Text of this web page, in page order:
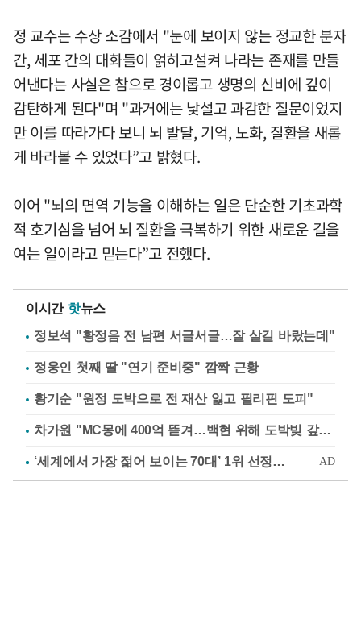
정 교수는 수상 소감에서 "눈에 보이지 않는 정교한 분자
간, 세포 간의 대화들이 얽히고설켜 나라는 존재를 만들
어낸다는 사실은 참으로 경이롭고 생명의 신비에 깊이
감탄하게 된다"며 "과거에는 낯설고 과감한 질문이었지
만 이를 따라가다 보니 뇌 발달, 기억, 노화, 질환을 새롭
게 바라볼 수 있었다”고 밝혔다.
이어 "뇌의 면역 기능을 이해하는 일은 단순한 기초과학
적 호기심을 넘어 뇌 질환을 극복하기 위한 새로운 길을
여는 일이라고 믿는다”고 전했다.
이시간 핫뉴스
정보석 "황정음 전 남편 서글서글…잘 살길 바랐는데"
정웅인 첫째 딸 "연기 준비중" 깜짝 근황
황기순 "원정 도박으로 전 재산 잃고 필리핀 도피"
차가원 "MC몽에 400억 뜯겨…백현 위해 도박빚 갚아줘"